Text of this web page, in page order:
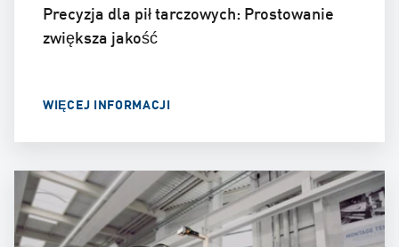
Precyzja dla pił tarczowych: Prostowanie
zwiększa jakość
WIĘCEJ INFORMACJI